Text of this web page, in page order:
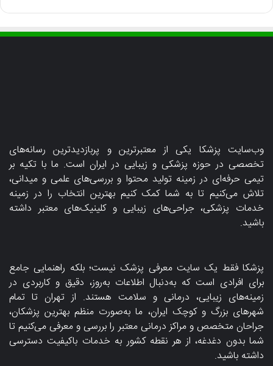
وب‌سایت پزشکا یکی از معتبرترین و پربازدیدترین رسانه‌های
تخصصی در حوزه پزشکی و زیبایی در ایران است. ما با تکیه بر
تیمی حرفه‌ای در زمینه تولید محتوا و بررسی‌های علمی و میدانی،
تلاش می‌کنیم تا به شما کمک کنیم بهترین انتخاب را در زمینه
خدمات پزشکی، جراحی‌های زیبایی و کلینیک‌های معتبر داشته
باشید.
پزشکا فقط یک سایت معرفی پزشک نیست؛ بلکه راهنمایی جامع
برای افرادی است که به‌دنبال اطلاعات به‌روز، دقیق و کاربردی در
زمینه‌های زیبایی، درمانی و سلامت هستند. از تهران تا تمام
شهرهای بزرگ و کوچک ایران، ما به‌صورت منظم بهترین پزشکان،
جراحان متخصص و مراکز درمانی معتبر را بررسی و معرفی می‌کنیم تا
شما بدون دغدغه، از هر نقطه کشور به خدمات باکیفیت دسترسی
داشته باشید.